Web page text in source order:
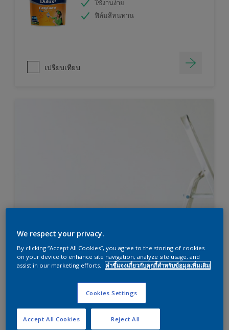
ใช้งานง่าย
ฟิล์มสีทนทาน
เปรียบเทียบ
ไม่แน่ใจว่าคุณต้องการสีมากแค่ไหน?
ลองใช้เครื่องคำนวณสีของเราแล้วหาคำตอบ
เครื่องคิดเลขสี
We respect your privacy.
By clicking “Accept All Cookies”, you agree to the storing of cookies
on your device to enhance site navigation, analyze site usage, and
assist in our marketing efforts.
คำชี้แจงเกี่ยวกับคุกกี้สำหรับข้อมูลเพิ่มเติม
Cookies Settings
Reject All
Accept All Cookies